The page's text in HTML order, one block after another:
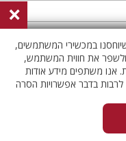
×
שיוחסנו במכשירי המשתמשים,
את חווית המשתמש,
אנו משתפים מידע אודות
בדבר אפשרויות הסרה